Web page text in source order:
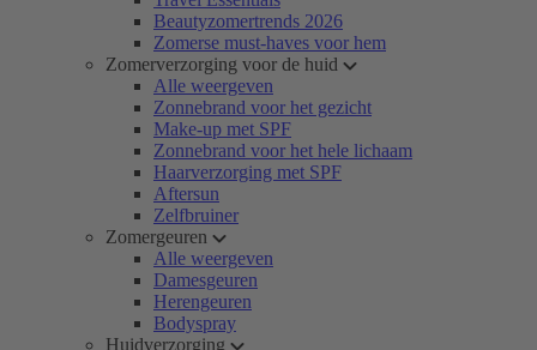
Beautyzomertrends 2026
Zomerse must-haves voor hem
Zomerverzorging voor de huid
Alle weergeven
Zonnebrand voor het gezicht
Make-up met SPF
Zonnebrand voor het hele lichaam
Haarverzorging met SPF
Aftersun
Zelfbruiner
Zomergeuren
Alle weergeven
Damesgeuren
Herengeuren
Bodyspray
Huidverzorging